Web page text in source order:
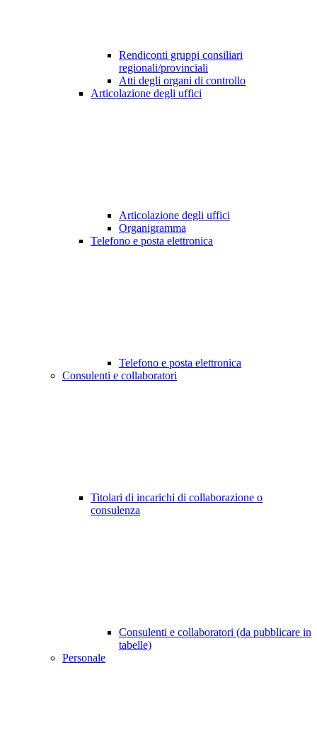
Rendiconti gruppi consiliari
regionali/provinciali
Atti degli organi di controllo
Articolazione degli uffici
Articolazione degli uffici
Organigramma
Telefono e posta elettronica
Telefono e posta elettronica
Consulenti e collaboratori
Titolari di incarichi di collaborazione o
consulenza
Consulenti e collaboratori (da pubblicare in
tabelle)
Personale